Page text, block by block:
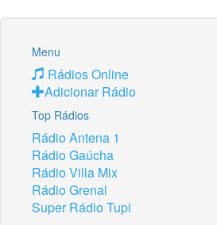
Menu
Rádios Online
Adicionar Rádio
Top Rádios
Rádio Antena 1
Rádio Gaúcha
Rádio Villa Mix
Rádio Grenal
Super Rádio Tupi